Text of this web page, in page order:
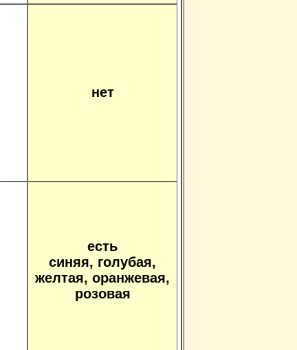
нет
есть
синяя, голубая,
желтая, оранжевая,
розовая